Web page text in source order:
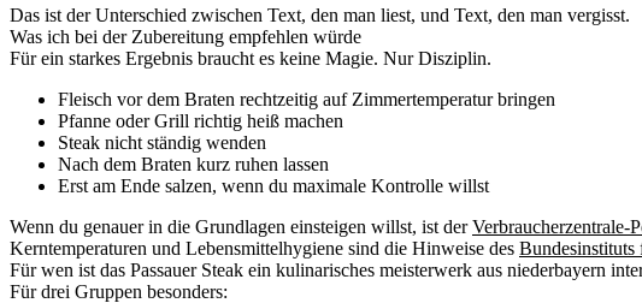
Das ist der Unterschied zwischen Text, den man liest, und Text, den man vergisst.
Was ich bei der Zubereitung empfehlen würde
Für ein starkes Ergebnis braucht es keine Magie. Nur Disziplin.
Fleisch vor dem Braten rechtzeitig auf Zimmertemperatur bringen
Pfanne oder Grill richtig heiß machen
Steak nicht ständig wenden
Nach dem Braten kurz ruhen lassen
Erst am Ende salzen, wenn du maximale Kontrolle willst
Wenn du genauer in die Grundlagen einsteigen willst, ist derVerbraucherzentrale-
Kerntemperaturen und Lebensmittelhygiene sind die Hinweise des
Für wen ist das Passauer Steak ein kulinarisches meisterwerk aus niederbayern
Für drei Gruppen besonders: